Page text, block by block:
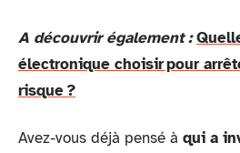
A découvrir également :
électronique choisir pour
risque ?
Avez-vous déjà pensé à qui a